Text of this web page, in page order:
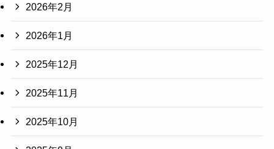
2026年2月
2026年1月
2025年12月
2025年11月
2025年10月